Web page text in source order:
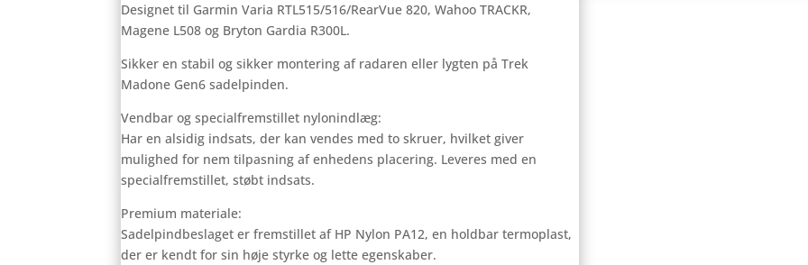
Designet til Garmin Varia RTL515/516/RearVue 820, Wahoo TRACKR,
Magene L508 og Bryton Gardia R300L.
Sikker en stabil og sikker montering af radaren eller lygten på Trek
Madone Gen6 sadelpinden.
Vendbar og specialfremstillet nylonindlæg:
Har en alsidig indsats, der kan vendes med to skruer, hvilket giver
mulighed for nem tilpasning af enhedens placering. Leveres med en
specialfremstillet, støbt indsats.
Premium materiale:
Sadelpindbeslaget er fremstillet af HP Nylon PA12, en holdbar termoplast,
der er kendt for sin høje styrke og lette egenskaber.